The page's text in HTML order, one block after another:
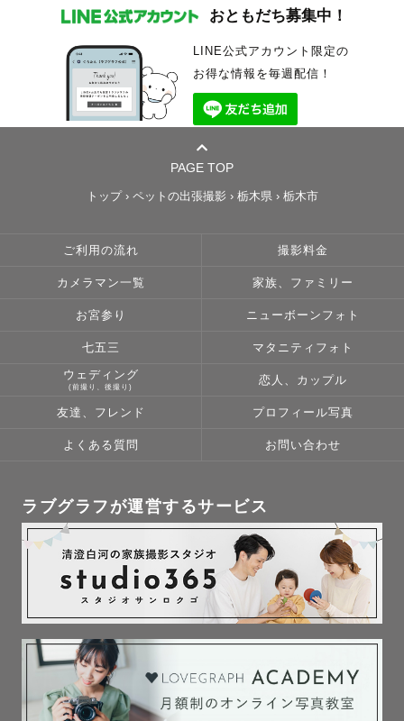
おともだち募集中！
LINE公式アカウント限定の
お得な情報を毎週配信！
PAGE TOP
トップ› ペットの出張撮影 › 栃木県› 栃木市
ご利用の流れ 撮影料金
カメラマン一覧 家族、ファミリー
お宮参り ニューボーンフォト
七五三 マタニティフォト
ウェディング
(前撮り、後撮り)
恋人、カップル
友達、フレンド プロフィール写真
よくある質問 お問い合わせ
ラブグラフが運営するサービス